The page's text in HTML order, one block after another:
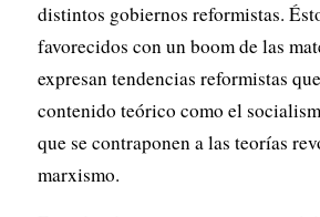
distintos gobiernos reformistas.
favorecidos con un boom de las
expresan tendencias reformistas
contenido teórico como el
que se contraponen a las teorías
marxismo.